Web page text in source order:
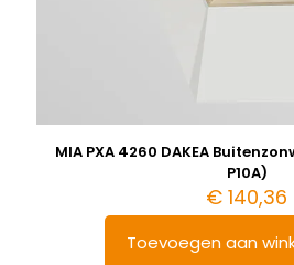
MIA PXA 4260 DAKEA
P10A)
€ 140,36
Toevoegen aan